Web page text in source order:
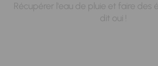
Récupérer l'eau de pluie et faire des
dit oui !